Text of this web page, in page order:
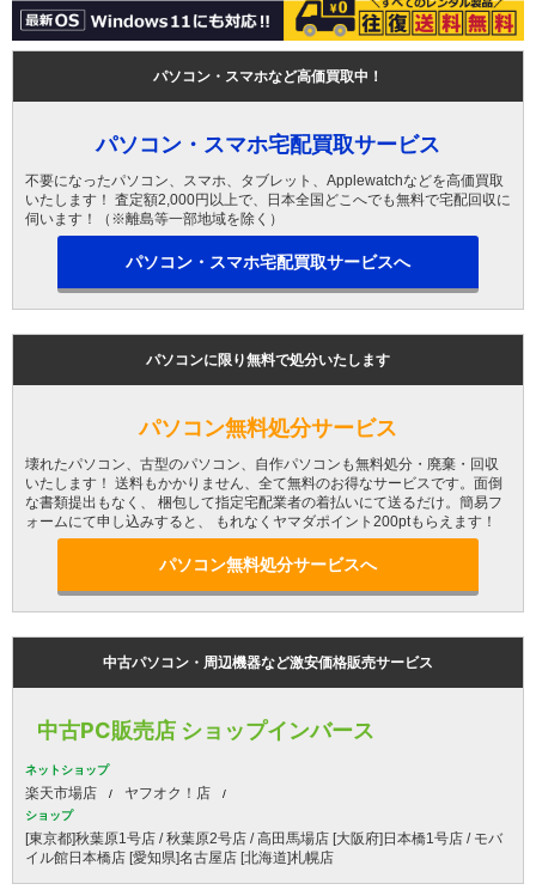
パソコン・スマホなど高価買取中！
パソコン・スマホ宅配買取サービス
不要になったパソコン、スマホ、タブレット、Applewatchなどを高価買取
いたします！ 査定額2,000円以上で、日本全国どこへでも無料で宅配回収に
伺います！（※離島等一部地域を除く）
パソコン・スマホ宅配買取サービスへ
パソコンに限り無料で処分いたします
パソコン無料処分サービス
壊れたパソコン、古型のパソコン、自作パソコンも無料処分・廃棄・回収
いたします！ 送料もかかりません、全て無料のお得なサービスです。面倒
な書類提出もなく、 梱包して指定宅配業者の着払いにて送るだけ。簡易フ
ォームにて申し込みすると、 もれなくヤマダポイント200ptもらえます！
パソコン無料処分サービスへ
中古パソコン・周辺機器など激安価格販売サービス
中古PC販売店 ショップインバース
ネットショップ
楽天市場店 ヤフオク！店
ショップ
[東京都]秋葉原1号店 / 秋葉原2号店 / 高田馬場店 [大阪府]日本橋1号店 / モバ
イル館日本橋店 [愛知県]名古屋店 [北海道]札幌店